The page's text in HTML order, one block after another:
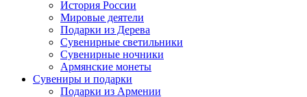
История России
Мировые деятели
Подарки из Дерева
Сувенирные светильники
Сувенирные ночники
Армянские монеты
Сувениры и подарки
Подарки из Армении